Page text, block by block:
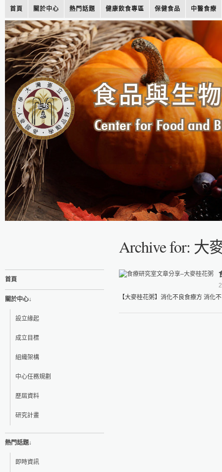
首頁 關於中心 熱門話題 健康飲食專區 保健食品 中醫食療
Archive for: 大
首頁
關於中心↓
設立緣起
成立目標
組織架構
中心任務規劃
歷屆資料
研究計畫
熱門話題↓
即時資訊
【大麥桂花粥】消化不良食療方 消